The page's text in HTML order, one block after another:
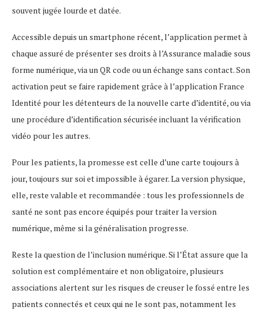
souvent jugée lourde et datée.
Accessible depuis un smartphone récent, l’application permet à
chaque assuré de présenter ses droits à l’Assurance maladie sous
forme numérique, via un QR code ou un échange sans contact. Son
activation peut se faire rapidement grâce à l’application France
Identité pour les détenteurs de la nouvelle carte d’identité, ou via
une procédure d’identification sécurisée incluant la vérification
vidéo pour les autres.
Pour les patients, la promesse est celle d’une carte toujours à
jour, toujours sur soi et impossible à égarer. La version physique,
elle, reste valable et recommandée : tous les professionnels de
santé ne sont pas encore équipés pour traiter la version
numérique, même si la généralisation progresse.
Reste la question de l’inclusion numérique. Si l’État assure que la
solution est complémentaire et non obligatoire, plusieurs
associations alertent sur les risques de creuser le fossé entre les
patients connectés et ceux qui ne le sont pas, notamment les